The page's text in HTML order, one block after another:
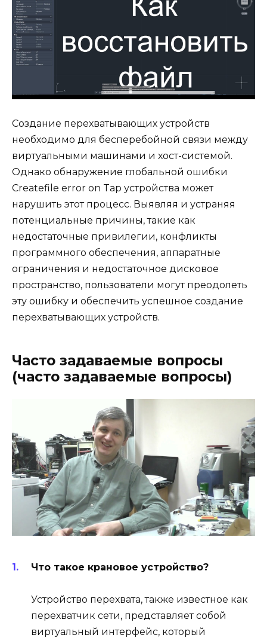
Создание перехватывающих устройств
необходимо для бесперебойной связи между
виртуальными машинами и хост-системой.
Однако обнаружение глобальной ошибки
Createfile error on Tap устройства может
нарушить этот процесс. Выявляя и устраняя
потенциальные причины, такие как
недостаточные привилегии, конфликты
программного обеспечения, аппаратные
ограничения и недостаточное дисковое
пространство, пользователи могут преодолеть
эту ошибку и обеспечить успешное создание
перехватывающих устройств.
Часто задаваемые вопросы
(часто задаваемые вопросы)
Что такое крановое устройство?
Устройство перехвата, также известное как
перехватчик сети, представляет собой
виртуальный интерфейс, который